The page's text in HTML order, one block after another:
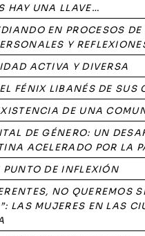
HAY UNA LLAVE…
EN PROCESOS DE
Y
ACTIVA Y DIVERSA
FÉNIX LIBANÉS DE SUS
DE UNA
DE GÉNERO: UN
ACELERADO POR LA
PUNTO DE INFLEXIÓN
NO QUEREMOS
LAS MUJERES EN LAS